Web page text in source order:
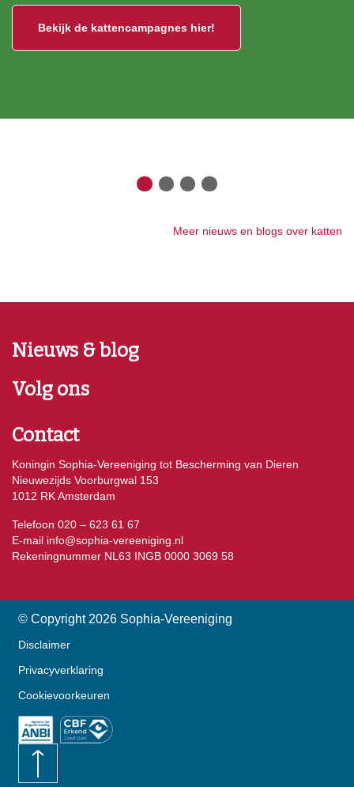
Bekijk de kattencampagnes hier!
Meer nieuws en blogs over katten
Nieuws & blog
Volg ons
Contact
Koningin Sophia-Vereeniging tot Bescherming van Dieren
Nieuwezijds Voorburgwal 153
1012 RK Amsterdam
Telefoon 020 – 623 61 67
E-mail info@sophia-vereeniging.nl
Rekeningnummer NL63 INGB 0000 3069 58
© Copyright 2026 Sophia-Vereeniging
Disclaimer
Privacyverklaring
Cookievoorkeuren